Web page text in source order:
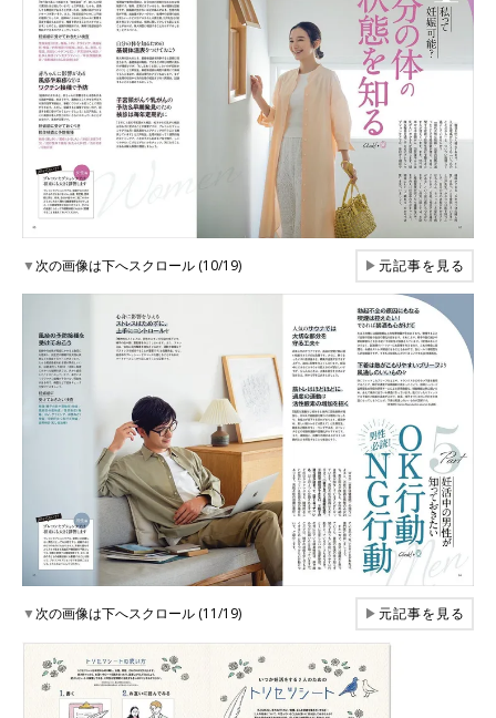
▼次の画像は下へスクロール (10/19) ▶元記事を見る
▼次の画像は下へスクロール (11/19) ▶元記事を見る